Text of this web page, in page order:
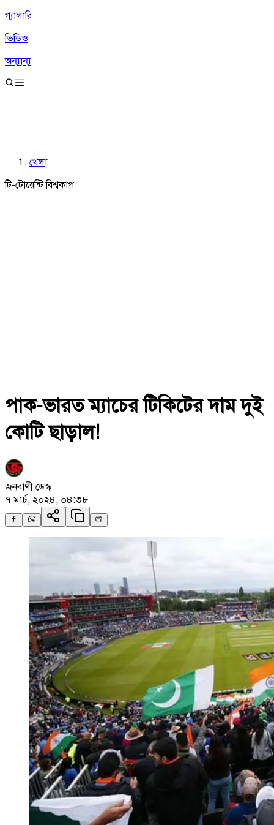
গ্যালারি
ভিডিও
অন্যান্য
খেলা
টি-টোয়েন্টি বিশ্বকাপ
পাক-ভারত ম্যাচের টিকিটের দাম দুই
কোটি ছাড়াল!
জনবাণী ডেস্ক
৭ মার্চ, ২০২৪, ০৪:৩৮